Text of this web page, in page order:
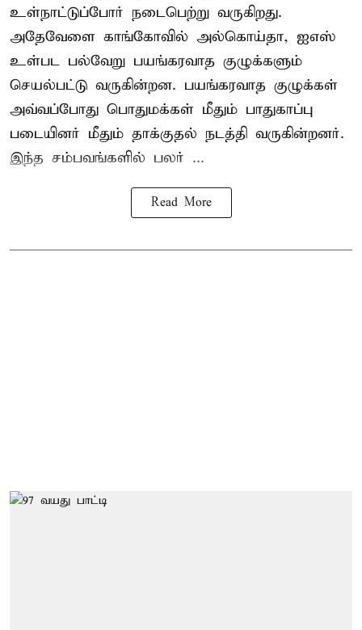
உள்நாட்டுப்போர் நடைபெற்று வருகிறது.
அதேவேளை காங்கோவில் அல்கொய்தா, ஐஎஸ்
உள்பட பல்வேறு பயங்கரவாத குழுக்களும்
செயல்பட்டு வருகின்றன. பயங்கரவாத குழுக்கள்
அவ்வப்போது பொதுமக்கள் மீதும் பாதுகாப்பு
படையினர் மீதும் தாக்குதல் நடத்தி வருகின்றனர்.
இந்த சம்பவங்களில் பலர் ...
Read More